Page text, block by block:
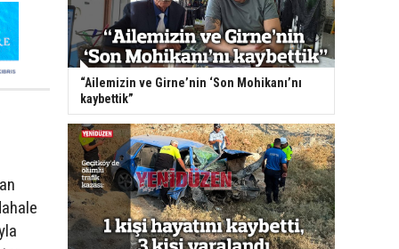
“Ailemizin ve Girne’nin ‘Son Mohikanı’nı
kaybettik”